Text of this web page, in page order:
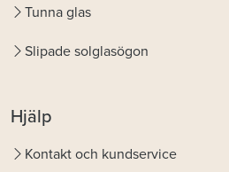
Tunna glas
Slipade solglasögon
Hjälp
Kontakt och kundservice